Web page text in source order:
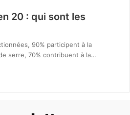
20 : qui sont les
90% participent à la
serre, 70% contribuent à la…